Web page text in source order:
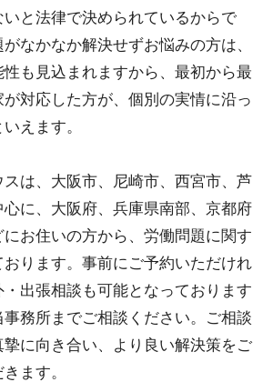
と法律で決められているからで
なかなか解決せずお悩みの方は、
も見込まれますから、最初から最
対応した方が、個別の実情に沿っ
えます。
は、大阪市、尼崎市、西宮市、芦
に、大阪府、兵庫県南部、京都府
お住いの方から、労働問題に関す
おります。事前にご予約いただけれ
出張相談も可能となっております
務所までご相談ください。ご相談
に向き合い、より良い解決策をご
ます。